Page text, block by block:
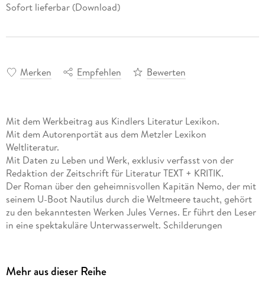
Sofort lieferbar (Download)
Merken Empfehlen Bewerten
Mit dem Werkbeitrag aus Kindlers Literatur Lexikon.
Mit dem Autorenportät aus dem Metzler Lexikon
Weltliteratur.
Mit Daten zu Leben und Werk, exklusiv verfasst von der
Redaktion der Zeitschrift für Literatur TEXT + KRITIK.
Der Roman über den geheimnisvollen Kapitän Nemo, der mit
seinem U-Boot Nautilus durch die Weltmeere taucht, gehört
zu den bekanntesten Werken Jules Vernes. Er führt den Leser
in eine spektakuläre Unterwasserwelt. Schilderungen
Entdeckung des sagenhaften Atlantis - bereiten ein
atemberaubendes Lesevergnügen.
Mehr aus dieser Reihe